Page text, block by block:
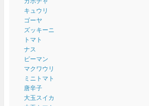
キュウリ
ゴーヤ
ズッキーニ
トマト
ナス
ピーマン
マクワウリ
ミニトマト
唐辛子
大玉スイカ